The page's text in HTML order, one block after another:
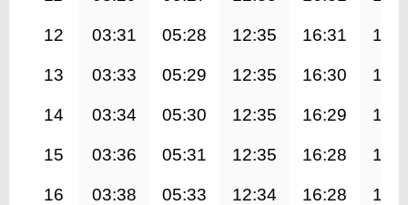
12 03:31 05:28 12:35 16:31
13 03:33 05:29 12:35 16:30
14 03:34 05:30 12:35 16:29
15 03:36 05:31 12:35 16:28
16 03:38 05:33 12:34 16:28